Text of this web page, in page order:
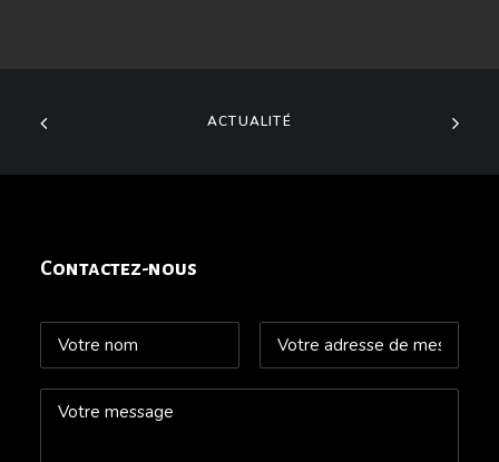
ACTUALITÉ
Contactez-nous